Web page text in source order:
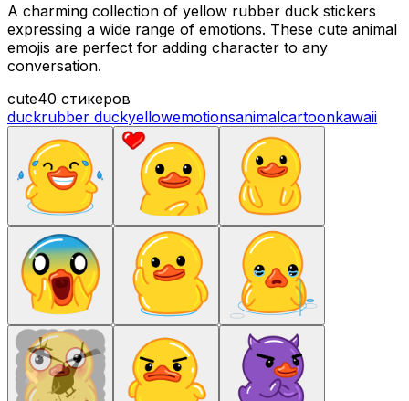
A charming collection of yellow rubber duck stickers
expressing a wide range of emotions. These cute animal
emojis are perfect for adding character to any
conversation.
cute40 стикеров
duckrubber duckyellowemotionsanimalcartoonkawaii